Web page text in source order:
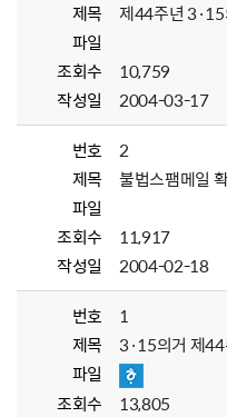
제목
제44주년 3·15
파일
조회수
10,759
작성일
2004-03-17
번호
2
제목
불법스팸메일
파일
조회수
11,917
작성일
2004-02-18
번호
1
제목
3·15의거 제44
파일
조회수
13,805